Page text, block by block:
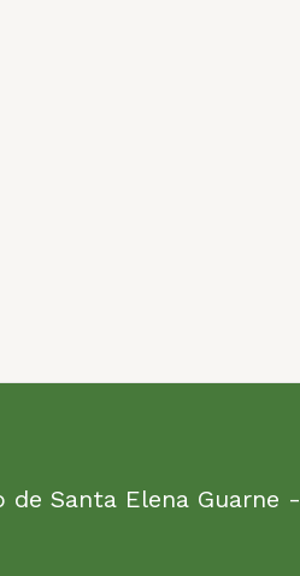
de Santa Elena Guarne